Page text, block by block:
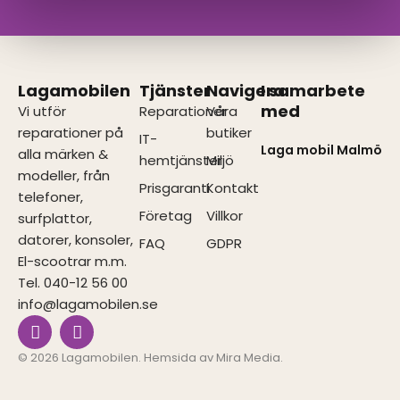
Lagamobilen
Vi utför
reparationer på
alla märken &
modeller, från
telefoner,
surfplattor,
datorer, konsoler,
El-scootrar m.m.
Tel. 040-12 56 00
info@lagamobilen.se
I
n
s
F
a
c
Tjänster
Reparationer
IT-
hemtjänster
Prisgaranti
Företag
FAQ
Navigera
Våra
butiker
Miljö
Kontakt
Villkor
GDPR
I samarbete
med
Laga mobil Malmö
© 2026 Lagamobilen. Hemsida av Mira Media.